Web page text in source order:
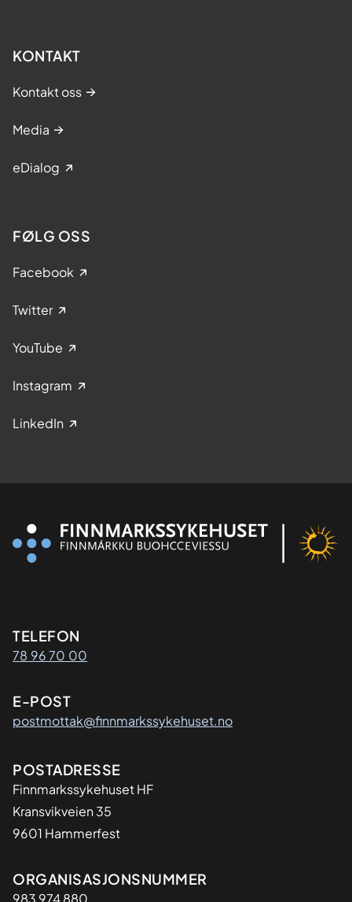
KONTAKT
Kontakt oss
Media
eDialog
FØLG OSS
Facebook
Twitter
YouTube
Instagram
LinkedIn
Kontaktinformasjon
TELEFON
78 96 70 00
E-POST
postmottak@finnmarkssykehuset.no
Adresse
POSTADRESSE
Finnmarkssykehuset HF
Kransvikveien 35
9601 Hammerfest
Organisasjon
ORGANISASJONSNUMMER
983 974 880